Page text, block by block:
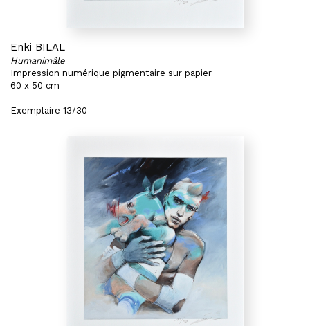
Enki BILAL
Humanimâle
Impression numérique pigmentaire sur papier
60 x 50 cm
Exemplaire 13/30